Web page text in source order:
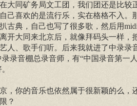
大同矿务局文工团，我们团还是比较
己喜欢的是流行乐，实在格格不入。
古典，自己也写了很多歌，然后用
开大同来北京后，就像拜码头一样，
人、歌手们听。后来我就进了中录录
录音棚总录音师，有“中国录音第一
，你的音乐也依然属于很新颖的么，
？